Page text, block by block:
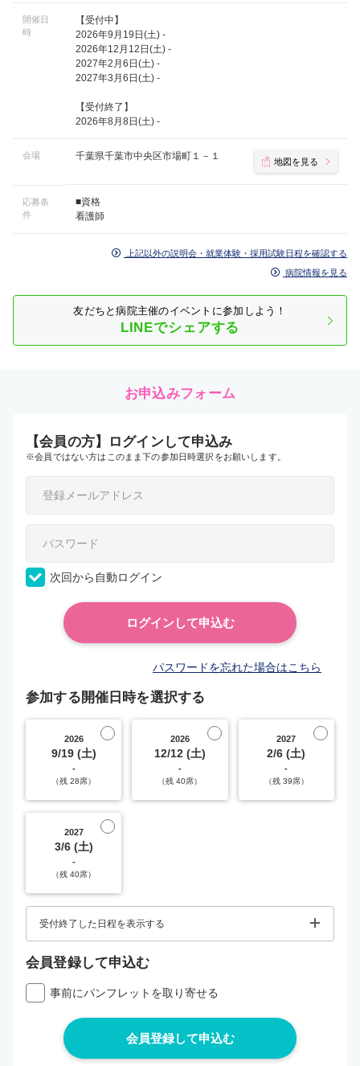
開催日
時
【受付中】
2026年9月19日(土) -
2026年12月12日(土) -
2027年2月6日(土) -
2027年3月6日(土) -
【受付終了】
2026年8月8日(土) -
会場 千葉県千葉市中央区市場町１－１ 地図を見る
応募条
件
■資格
看護師
上記以外の説明会・就業体験・採用試験日程を確認する
病院情報を見る
友だちと病院主催のイベントに参加しよう！
LINEでシェアする
お申込みフォーム
【会員の方】ログインして申込み
※会員ではない方はこのまま下の参加日時選択をお願いします。
次回から自動ログイン
パスワードを忘れた場合はこちら
参加する開催日時を選択する
2026
9/19 (土)
-
（残 28席）
2026
12/12 (土)
-
（残 40席）
2027
2/6 (土)
-
（残 39席）
2027
3/6 (土)
-
（残 40席）
受付終了した日程を表示する
会員登録して申込む
事前にパンフレットを取り寄せる